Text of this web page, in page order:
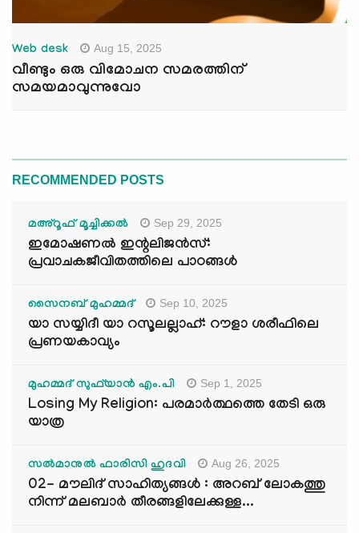
Web desk Aug 15, 2025
വീണ്ടും ഒരു വിമോചന സമരത്തിന്
സമയമാവുന്നുവോ
RECOMMENDED POSTS
മഅ്റൂഫ് മൂച്ചിക്കല്‍ Sep 29, 2025
ഇമോഷണൽ ഇന്റലിജൻസ്:
പ്രവാചകജീവിതത്തിലെ പാഠങ്ങൾ
സൈനബ് മുഹമ്മദ് Sep 10, 2025
യാ സയ്യിദീ യാ റസൂലല്ലാഹ്: റൗളാ ശരീഫിലെ
പ്രണയകാവ്യം
മുഹമ്മദ് സുഫ്‌യാൻ എം.പി Sep 1, 2025
Losing My Religion: പരമാർത്ഥത്തെ തേടി ഒരു
യാത്ര
സൽമാനുൽ ഫാരിസി ഹുദവി Aug 26, 2025
02- മൗലിദ് സാഹിത്യങ്ങൾ : അറബ് ലോകത്തു
നിന്ന് മലബാർ തീരങ്ങളിലേക്കുള്ള...